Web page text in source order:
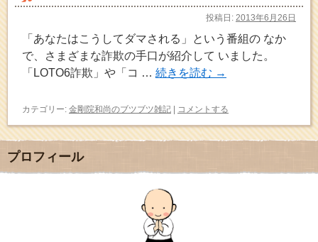
投稿日: 2013年6月26日
「あなたはこうしてダマされる」という番組の なか
で、さまざまな詐欺の手口が紹介して いました。
「LOTO6詐欺」や「コ … 続きを読む →
カテゴリー: 金剛院和尚のブツブツ雑記 | コメントする
プロフィール